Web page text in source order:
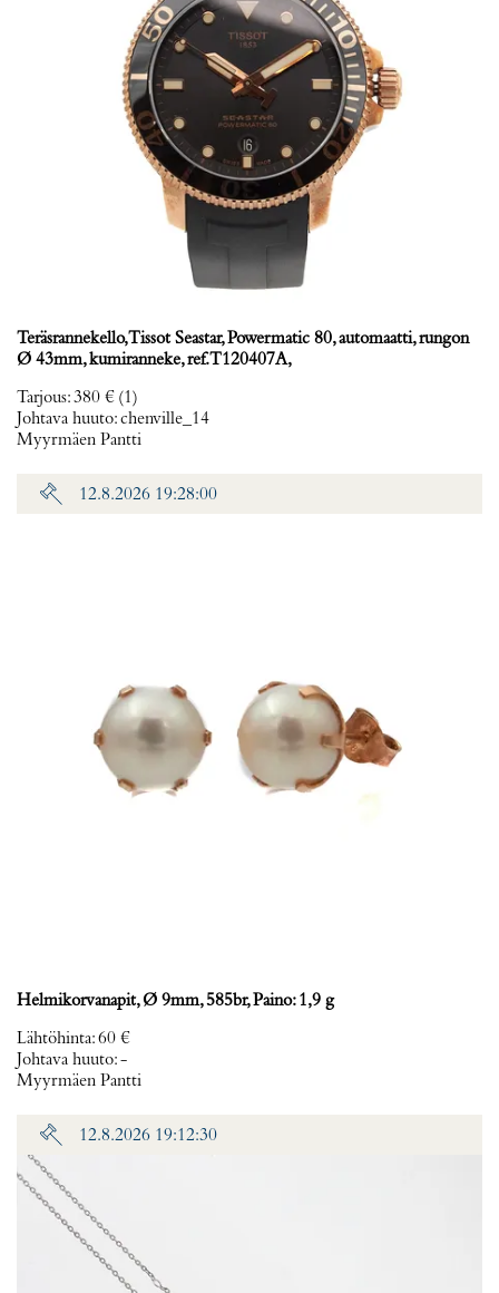
Teräsrannekello, Tissot Seastar, Powermatic 80, automaatti, rungon
Ø 43mm, kumiranneke, ref. T120407A,
Tarjous:380 € (1)
Johtava huuto:chenville_14
Myyrmäen Pantti
12.8.2026 19:28:00
Helmikorvanapit, Ø 9mm, 585br, Paino: 1,9 g
Lähtöhinta:60 €
Johtava huuto:-
Myyrmäen Pantti
12.8.2026 19:12:30